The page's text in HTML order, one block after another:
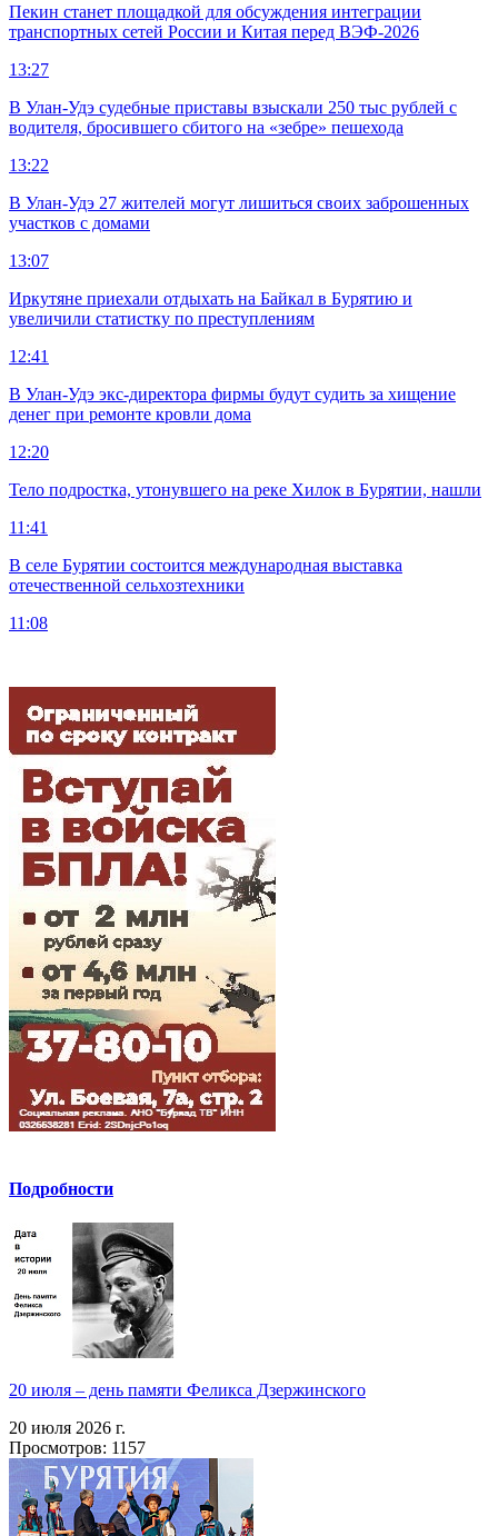
Пекин станет площадкой для обсуждения интеграции
транспортных сетей России и Китая перед ВЭФ-2026
13:27
В Улан-Удэ судебные приставы взыскали 250 тыс рублей с
водителя, бросившего сбитого на «зебре» пешехода
13:22
В Улан-Удэ 27 жителей могут лишиться своих заброшенных
участков с домами
13:07
Иркутяне приехали отдыхать на Байкал в Бурятию и
увеличили статистку по преступлениям
12:41
В Улан-Удэ экс-директора фирмы будут судить за хищение
денег при ремонте кровли дома
12:20
Тело подростка, утонувшего на реке Хилок в Бурятии, нашли
11:41
В селе Бурятии состоится международная выставка
отечественной сельхозтехники
11:08
Подробности
20 июля – день памяти Феликса Дзержинского
20 июля 2026 г.
Просмотров: 1157